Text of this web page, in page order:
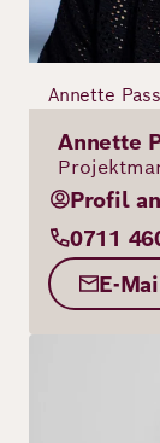
Annette
Annette
Profil
0711
E-
Bild